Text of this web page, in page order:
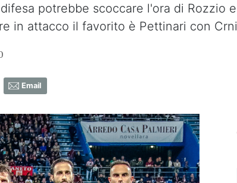
potrebbe scoccare l'ora di Rozzio
in attacco il favorito è Pettinari con
Email